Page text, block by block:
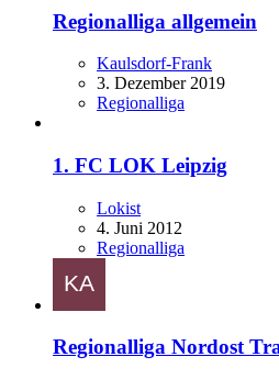
Regionalliga allgemein
Kaulsdorf-Frank
3. Dezember 2019
Regionalliga
1. FC LOK Leipzig
Lokist
4. Juni 2012
Regionalliga
Regionalliga Nordost